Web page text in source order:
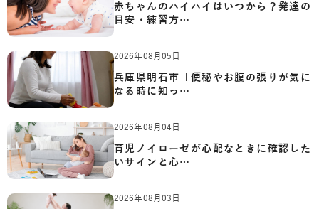
赤ちゃんのハイハイはいつから？発達の
目安・練習方…
2026年08月05日
兵庫県明石市「便秘やお腹の張りが気に
なる時に知っ…
2026年08月04日
育児ノイローゼが心配なときに確認した
いサインと心…
2026年08月03日